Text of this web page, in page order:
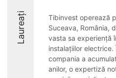
Laureați
Tibinvest operează
Suceava, România,
vasta sa experiență
instalațiilor
compania a
anilor, o expertiză